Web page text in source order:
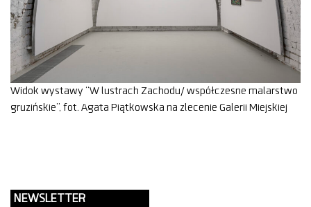
Widok wystawy “W lustrach Zachodu/ współczesne malarstwo
gruzińskie”, fot. Agata Piątkowska na zlecenie Galerii Miejskiej
NEWSLETTER